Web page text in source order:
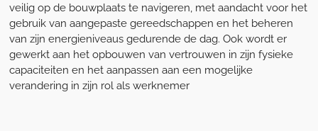
veilig op de bouwplaats te navigeren, met aandacht voor het
gebruik van aangepaste gereedschappen en het beheren
van zijn energieniveaus gedurende de dag. Ook wordt er
gewerkt aan het opbouwen van vertrouwen in zijn fysieke
capaciteiten en het aanpassen aan een mogelijke
verandering in zijn rol als werknemer